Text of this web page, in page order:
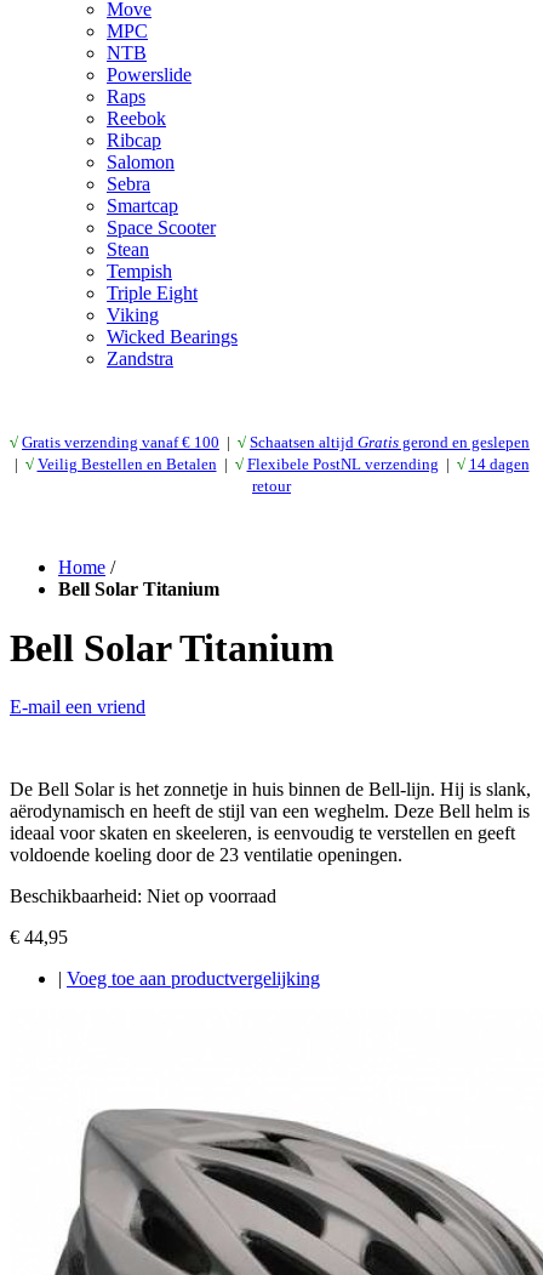
Move
MPC
NTB
Powerslide
Raps
Reebok
Ribcap
Salomon
Sebra
Smartcap
Space Scooter
Stean
Tempish
Triple Eight
Viking
Wicked Bearings
Zandstra
√ Gratis verzending vanaf € 100 | √ Schaatsen altijd Gratis gerond en geslepen
| √ Veilig Bestellen en Betalen | √ Flexibele PostNL verzending | √ 14 dagen
retour
Home /
Bell Solar Titanium
Bell Solar Titanium
E-mail een vriend
De Bell Solar is het zonnetje in huis binnen de Bell-lijn. Hij is slank,
aërodynamisch en heeft de stijl van een weghelm. Deze Bell helm is
ideaal voor skaten en skeeleren, is eenvoudig te verstellen en geeft
voldoende koeling door de 23 ventilatie openingen.
Beschikbaarheid: Niet op voorraad
€ 44,95
Voeg toe aan productvergelijking